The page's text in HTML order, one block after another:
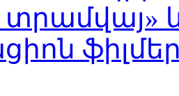
տրամվայ»